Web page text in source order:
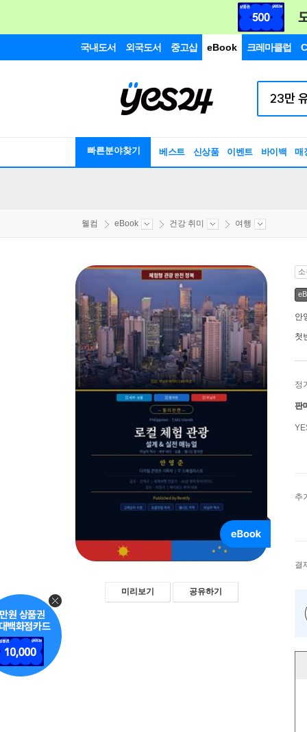
국내도서 외국도서 중고샵 eBook 크레마클럽
빠른분야찾기 베스트 신상품 이벤트 바이백 매
웰컴 eBook 건강 취미 여행
미리보기 공유하기
안
첫
정
판
추
결